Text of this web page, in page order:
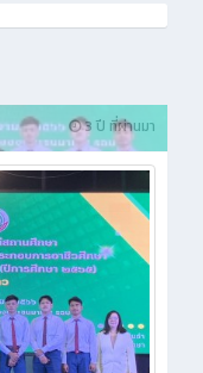
3 ปี ที่ผ่านมา